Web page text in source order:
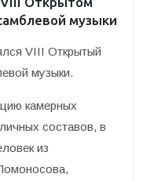
музыки
VIII Открытый
музыки.
камерных
составов, в
из